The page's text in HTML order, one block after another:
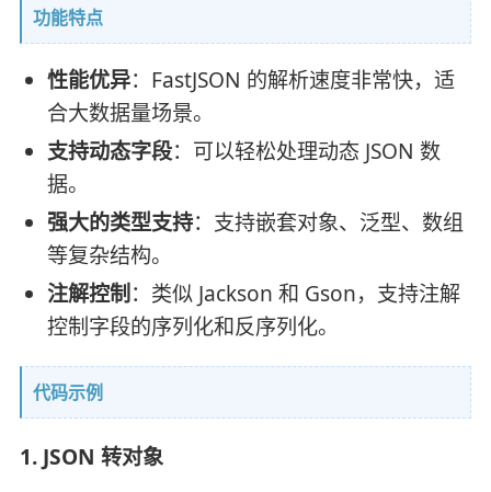
功能特点
性能优异：FastJSON 的解析速度非常快，适
合大数据量场景。
支持动态字段：可以轻松处理动态 JSON 数
据。
强大的类型支持：支持嵌套对象、泛型、数组
等复杂结构。
注解控制：类似 Jackson 和 Gson，支持注解
控制字段的序列化和反序列化。
代码示例
1. JSON 转对象